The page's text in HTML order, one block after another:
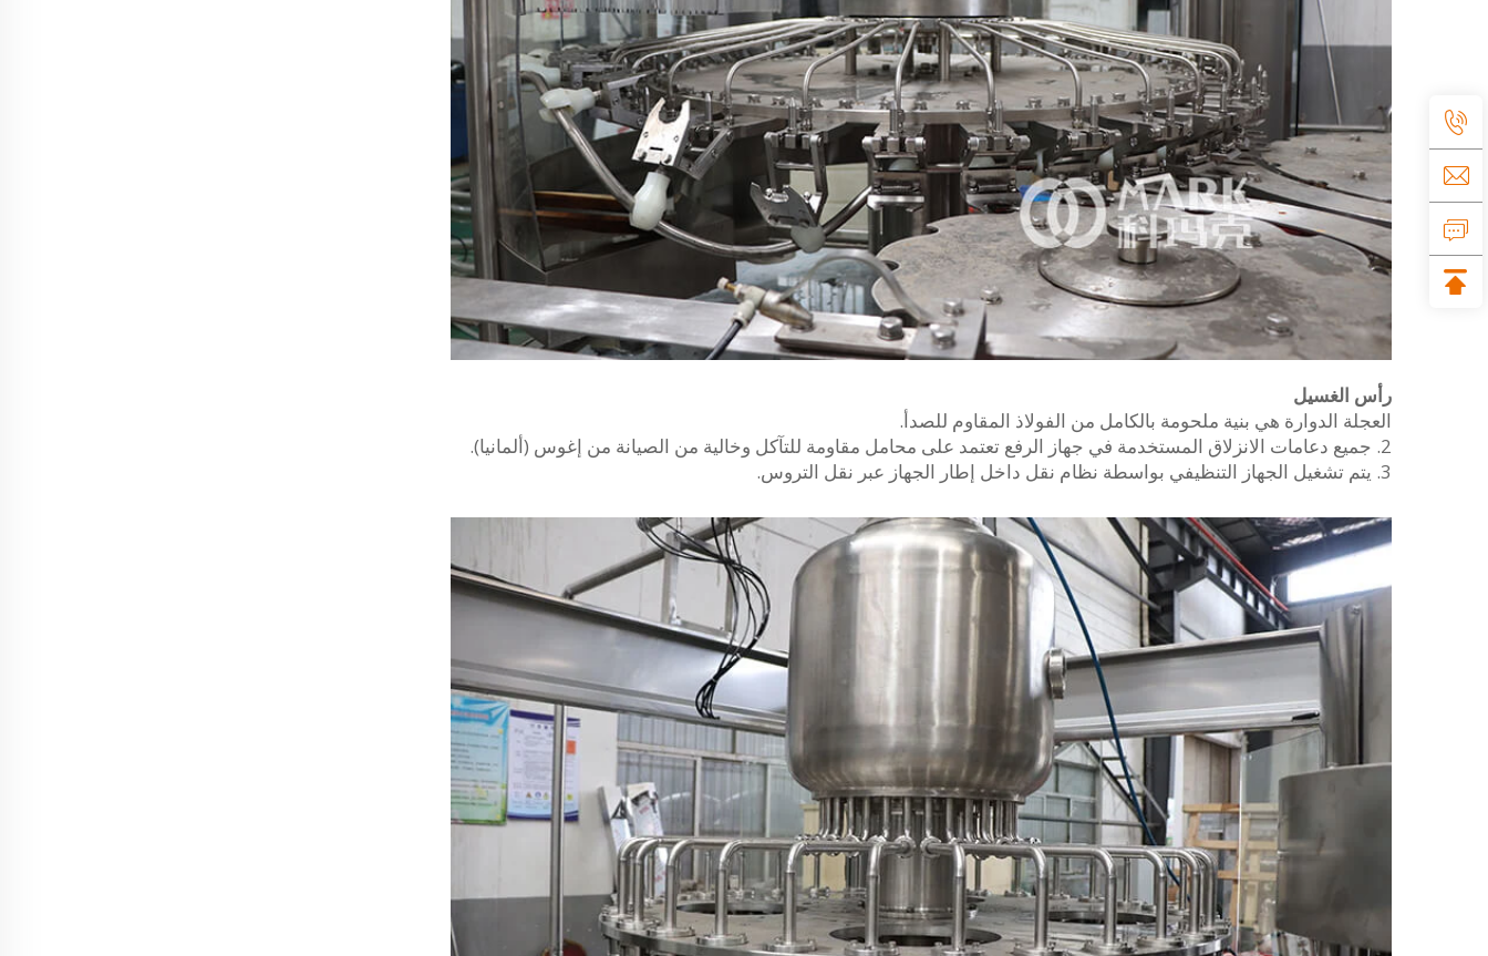
رأس الغسيل
العجلة الدوارة هي بنية ملحومة بالكامل من الفولاذ المقاوم للصدأ.
2. جميع دعامات الانزلاق المستخدمة في جهاز الرفع تعتمد على محامل مقاومة للتآكل وخالية من الصيانة من إغوس (ألمانيا).
3. يتم تشغيل الجهاز التنظيفي بواسطة نظام نقل داخل إطار الجهاز عبر نقل التروس.